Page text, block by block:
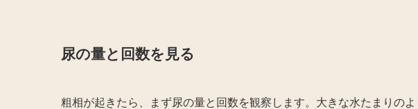
尿の量と回数を見る
粗相が起きたら、まず尿の量と回数を観察します。大きな水たまりの